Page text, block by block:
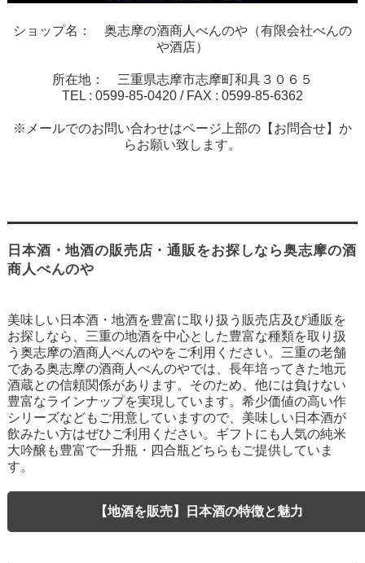
ショップ名： 奥志摩の酒商人べんのや（有限会社べんの
や酒店）
所在地： 三重県志摩市志摩町和具３０６５
TEL : 0599-85-0420 / FAX : 0599-85-6362
※メールでのお問い合わせはページ上部の【お問合せ】か
らお願い致します。
日本酒・地酒の販売店・通販をお探しなら奥志摩の酒
商人べんのや
美味しい日本酒・地酒を豊富に取り扱う販売店及び通販を
お探しなら、三重の地酒を中心とした豊富な種類を取り扱
う奥志摩の酒商人べんのやをご利用ください。三重の老舗
である奥志摩の酒商人べんのやでは、長年培ってきた地元
酒蔵との信頼関係があります。そのため、他には負けない
豊富なラインナップを実現しています。希少価値の高い作
シリーズなどもご用意していますので、美味しい日本酒が
飲みたい方はぜひご利用ください。ギフトにも人気の純米
大吟醸も豊富で一升瓶・四合瓶どちらもご提供していま
す。
【地酒を販売】日本酒の特徴と魅力